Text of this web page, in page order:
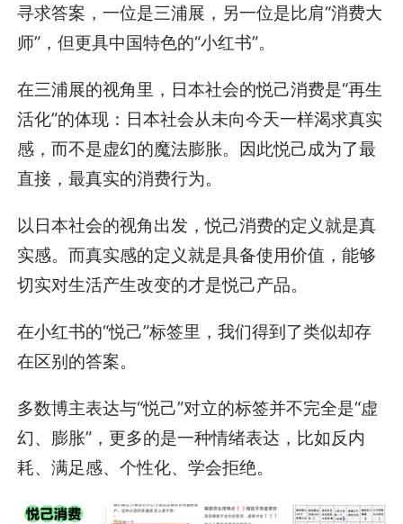
寻求答案，一位是三浦展，另一位是比肩“消费大
师”，但更具中国特色的“小红书”。
在三浦展的视角里，日本社会的悦己消费是“再生
活化”的体现：日本社会从未向今天一样渴求真实
感，而不是虚幻的魔法膨胀。因此悦己成为了最
直接，最真实的消费行为。
以日本社会的视角出发，悦己消费的定义就是真
实感。而真实感的定义就是具备使用价值，能够
切实对生活产生改变的才是悦己产品。
在小红书的“悦己”标签里，我们得到了类似却存
在区别的答案。
多数博主表达与“悦己”对立的标签并不完全是“虚
幻、膨胀”，更多的是一种情绪表达，比如反内
耗、满足感、个性化、学会拒绝。